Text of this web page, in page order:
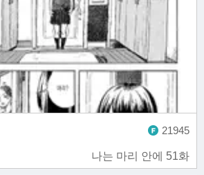
나는 마리 안에 51화
21945